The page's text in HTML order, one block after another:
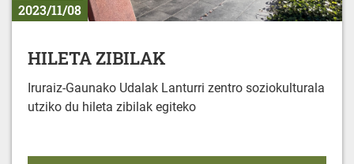
2023/11/08
HILETA ZIBILAK
Iruraiz-Gaunako Udalak Lanturri zentro soziokulturala
utziko du hileta zibilak egiteko